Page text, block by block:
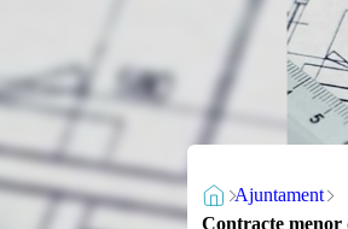
Ajuntament
Contracte menor